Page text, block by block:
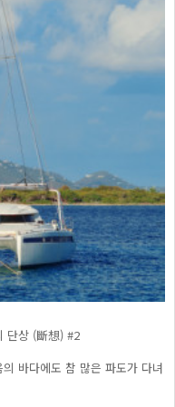
단상 (斷想) #2
바다에도 참 많은 파도가 다녀